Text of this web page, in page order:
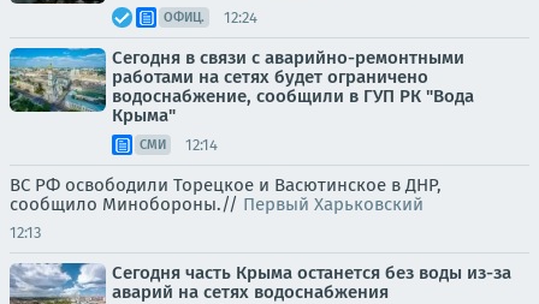
ОФИЦ. 12:24
Сегодня в связи с аварийно-ремонтными
работами на сетях будет ограничено
водоснабжение, сообщили в ГУП РК "Вода
Крыма"
СМИ 12:14
ВС РФ освободили Торецкое и Васютинское в ДНР,
сообщило Минобороны.// Первый Харьковский
12:13
Сегодня часть Крыма останется без воды из-за
аварий на сетях водоснабжения